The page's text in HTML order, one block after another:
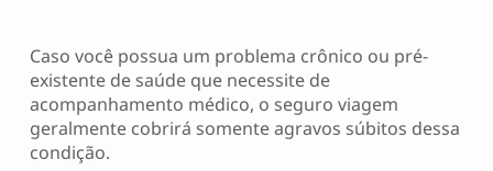
Caso você possua um problema crônico ou pré-
existente de saúde que necessite de
acompanhamento médico, o seguro viagem
geralmente cobrirá somente agravos súbitos dessa
condição.